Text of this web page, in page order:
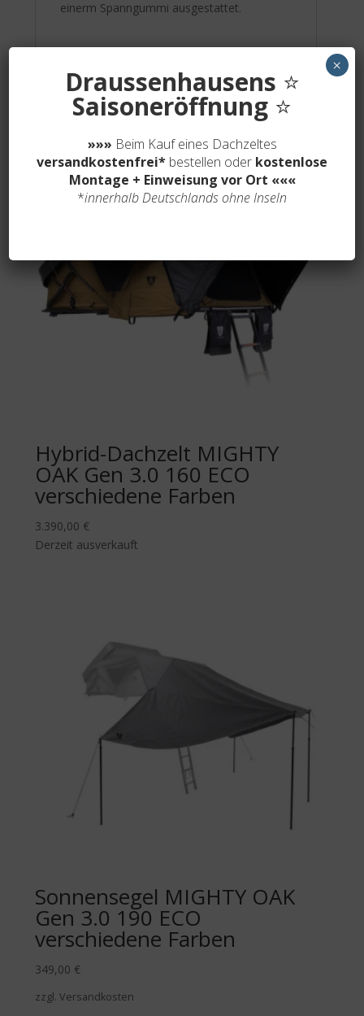
einerm Spanngummi ausgestattet.
Related products
Hybrid-Dachzelt MIGHTY
OAK Gen 3.0 160 ECO
verschiedene Farben
3.390,00 €
Derzeit ausverkauft
Sonnensegel MIGHTY OAK
Gen 3.0 190 ECO
verschiedene Farben
349,00 €
zzgl. Versandkosten
Draussenhausens ⭐
Saisoneröffnung ⭐
»»» Beim Kauf eines Dachzeltes
versandkostenfrei* bestellen oder kostenlose
Montage + Einweisung vor Ort «««
*innerhalb Deutschlands ohne Inseln
×